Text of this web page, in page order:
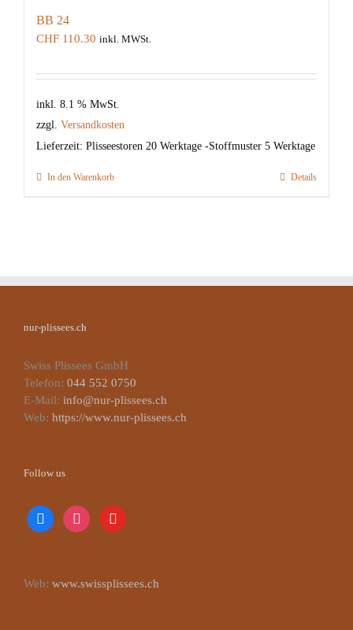
BB 24
CHF 110.30 inkl. MWSt.
inkl. 8.1 % MwSt.
zzgl. Versandkosten
Lieferzeit: Plisseestoren 20 Werktage -Stoffmuster 5 Werktage
In den Warenkorb Details
nur-plissees.ch
Swiss Plissees GmbH
Telefon: 044 552 0750
E-Mail: info@nur-plissees.ch
Web: https://www.nur-plissees.ch
Follow us
facebookinstagramyoutube
Web: www.swissplissees.ch